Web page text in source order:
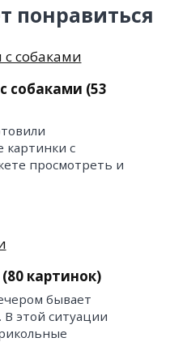
понравиться
собаками (53
с
просмотреть и
картинок)
бывает
В этой ситуации